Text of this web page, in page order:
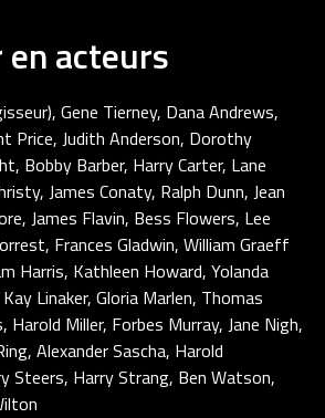
en acteurs
Gene Tierney, Dana Andrews,
Price, Judith Anderson, Dorothy
Bobby Barber, Harry Carter, Lane
James Conaty, Ralph Dunn, Jean
James Flavin, Bess Flowers, Lee
Frances Gladwin, William Graeff
Harris, Kathleen Howard, Yolanda
Linaker, Gloria Marlen, Thomas
Miller, Forbes Murray, Jane Nigh,
Alexander Sascha, Harold
Steers, Harry Strang, Ben Watson,